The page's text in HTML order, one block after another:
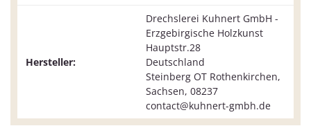
Hersteller:
Drechslerei Kuhnert GmbH -
Erzgebirgische Holzkunst
Hauptstr.28
Deutschland
Steinberg OT Rothenkirchen,
Sachsen, 08237
contact@kuhnert-gmbh.de